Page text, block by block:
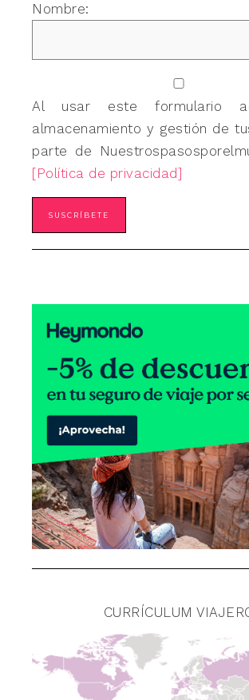
Nombre:
Al usar este formulario
almacenamiento y gestión de
parte de
[Política de privacidad]
CURRÍCULUM